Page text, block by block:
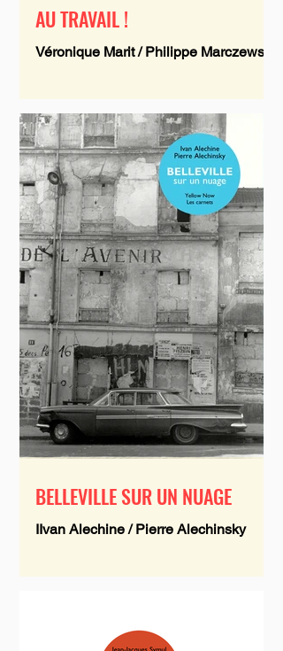
AU TRAVAIL !
Véronique Marit / Philippe Marczewski
BELLEVILLE SUR UN NUAGE
IIvan Alechine / Pierre Alechinsky